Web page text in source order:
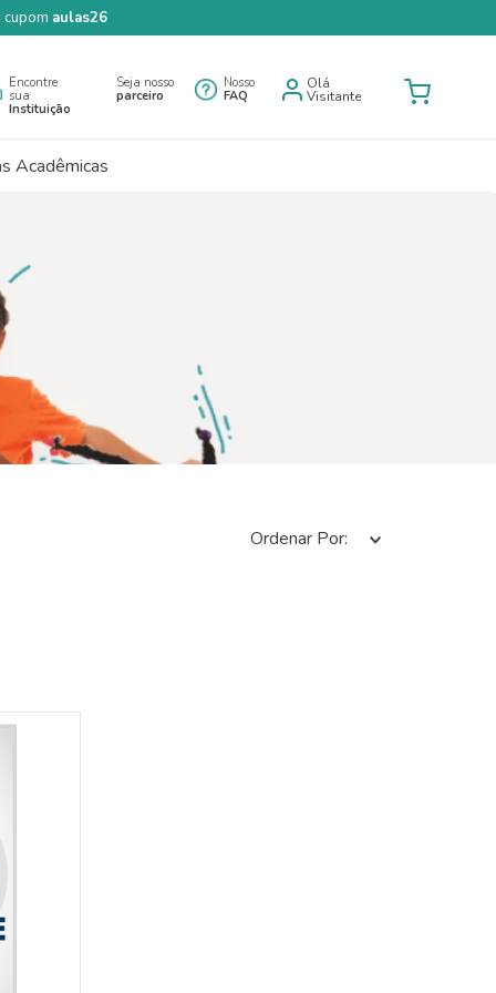
aulas26
Encontre
sua
Instituição
Seja nosso
parceiro
Nosso
FAQ
Olá
Visitante
Acadêmicas
Ordenar Por